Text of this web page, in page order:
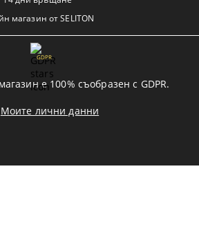
магазин от SELITON
GDPR
е 100% съобразен с GDPR.
Моите лични данни